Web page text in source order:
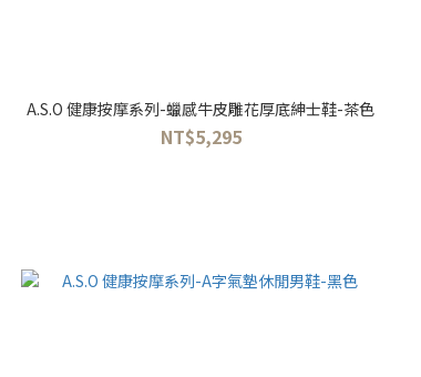
A.S.O 健康按摩系列-蠟感牛皮雕花厚底紳士鞋-茶色
NT$5,295